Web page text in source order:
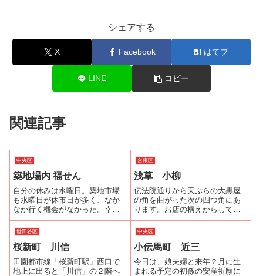
シェアする
X Facebook はてブ
LINE コピー
関連記事
中央区
築地場内 福せん
自分の休みは水曜日。築地市場
も水曜日が休市日が多く、なか
なか行く機会がなかった。幸い
今日は市場が開いているので早
起きをして久しぶりに築地市場
へ出掛けた。この間、市場の関
係者と話していたら見学や人気
の寿司屋の行列はほとんど外国
人、それも中国人...
台東区
浅草 小柳
伝法院通りから天ぷらの大黒屋
の角を曲がった次の四つ角にあ
ります。お店の構えからしてい
かにも浅草です。味にもそれは
いえることで、すべてが懐かし
い味なんです。玉子焼きも職人
さんが作ったというより、料理
上手のお母さんが焼いたように
ふんわり甘口です...
世田谷区
桜新町 川信
田園都市線「桜新町駅」西口で
地上に出ると「川信」の２階へ
中央区
小伝馬町 近三
今日は、娘夫婦と来年２月に生
まれる予定の初孫の安産祈願に